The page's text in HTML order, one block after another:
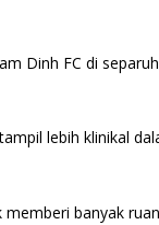
Dinh FC di
lebih klinikal
banyak